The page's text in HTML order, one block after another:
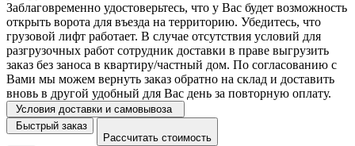
Заблаговременно удостоверьтесь, что у Вас будет возможность
открыть ворота для въезда на территорию. Убедитесь, что
грузовой лифт работает. В случае отсутствия условий для
разгрузочных работ сотрудник доставки в праве выгрузить
заказ без заноса в квартиру/частный дом. По согласованию с
Вами мы можем вернуть заказ обратно на склад и доставить
вновь в другой удобный для Вас день за повторную оплату.
Условия доставки и самовывоза
Быстрый заказ
Рассчитать стоимость